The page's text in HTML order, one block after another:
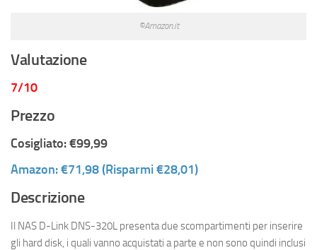
©Amazon.it
Valutazione
7/10
Prezzo
Cosigliato: €99,99
Amazon: €71,98 (Risparmi €28,01)
Descrizione
Il NAS D-Link DNS-320L presenta due scompartimenti per inserire
gli hard disk, i quali vanno acquistati a parte e non sono quindi inclusi